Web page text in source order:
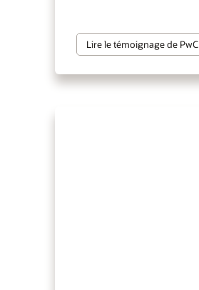
Lire le témoignage de PwC